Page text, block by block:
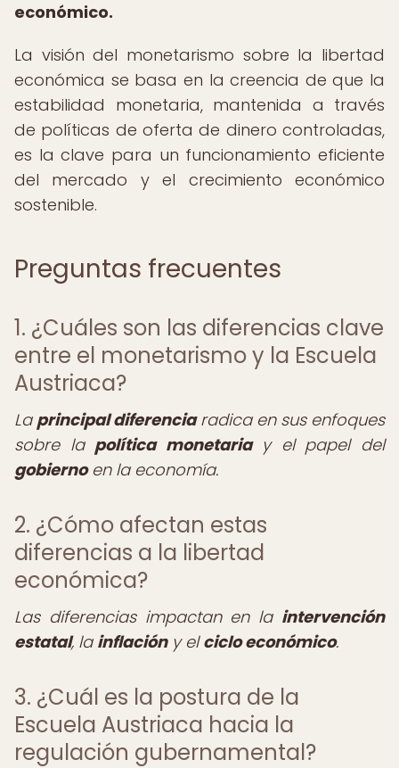
económico.
La visión del monetarismo sobre la libertad
económica se basa en la creencia de que la
estabilidad monetaria, mantenida a través
de políticas de oferta de dinero controladas,
es la clave para un funcionamiento eficiente
del mercado y el crecimiento económico
sostenible.
Preguntas frecuentes
1. ¿Cuáles son las diferencias clave
entre el monetarismo y la Escuela
Austriaca?
La principal diferenciaradica en sus enfoques
sobre la política monetariay el papel del
gobiernoen la economía.
2. ¿Cómo afectan estas
diferencias a la libertad
económica?
Las diferencias impactan en la intervención
estatal, la inflacióny elciclo económico.
3. ¿Cuál es la postura de la
Escuela Austriaca hacia la
regulación gubernamental?